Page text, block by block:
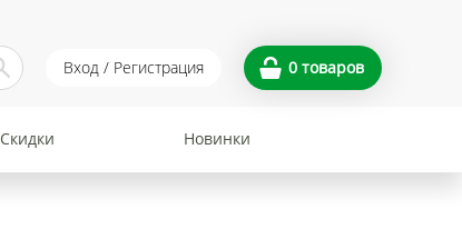
Вход / Регистрация 0 товаров
Скидки Новинки